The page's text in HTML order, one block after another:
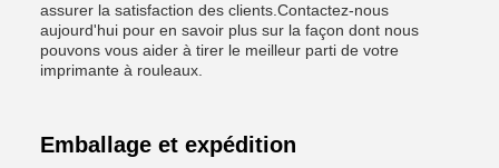
assurer la satisfaction des clients.Contactez-nous
aujourd'hui pour en savoir plus sur la façon dont nous
pouvons vous aider à tirer le meilleur parti de votre
imprimante à rouleaux.
Emballage et expédition